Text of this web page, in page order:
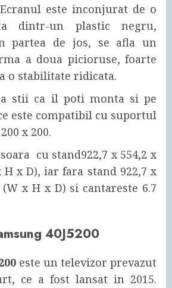
este inconjurat de o
dintr-un plastic negru,
partea de jos, se afla un
a doua picioruse, foarte
o stabilitate ridicata.
stii ca il poti monta si pe
este compatibil cu suportul
x 200.
cu stand922,7 x 554,2 x
H x D), iar fara stand 922,7 x
x H x D) si cantareste 6.7
40J5200
este un televizor prevazut
ce a fost lansat in 2015.